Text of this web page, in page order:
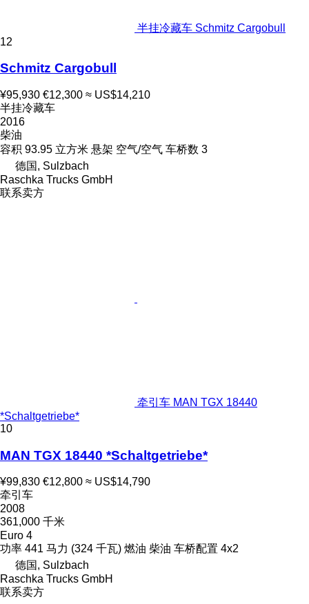
半挂冷藏车 Schmitz Cargobull
12
Schmitz Cargobull
¥95,930 €12,300 ≈ US$14,210
半挂冷藏车
2016
柴油
容积 93.95 立方米 悬架 空气/空气 车桥数 3
德国, Sulzbach
Raschka Trucks GmbH
联系卖方
牵引车 MAN TGX 18440
*Schaltgetriebe*
10
MAN TGX 18440 *Schaltgetriebe*
¥99,830 €12,800 ≈ US$14,790
牵引车
2008
361,000 千米
Euro 4
功率 441 马力 (324 千瓦) 燃油 柴油 车桥配置 4x2
德国, Sulzbach
Raschka Trucks GmbH
联系卖方